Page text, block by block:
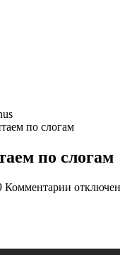
по слогам
по слогам
Комментарии
к
по